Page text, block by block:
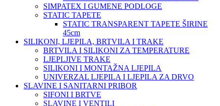
SIMPATEX I GUMENE PODLOGE
STATIC TAPETE
STATIC TRANSPARENT TAPETE ŠIRINE
45cm
SILIKONI, LJEPILA, BRTVILA I TRAKE
BRTVILA I SILIKONI ZA TEMPERATURE
LJEPLJIVE TRAKE
SILIKONI I MONTAŽNA LJEPILA
UNIVERZAL LJEPILA I LJEPILA ZA DRVO
SLAVINE I SANITARNI PRIBOR
SIFONI I BRTVE
SLAVINE I VENTILI